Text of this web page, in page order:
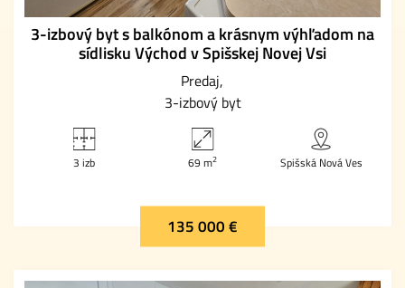
3-izbový byt s balkónom a krásnym výhľadom na
sídlisku Východ v Spišskej Novej Vsi
Predaj
3-izbový byt
3 izb 69 m2 Spišská Nová Ves
135 000 €